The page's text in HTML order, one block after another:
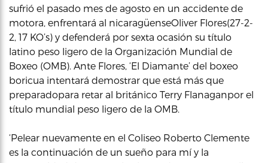
sufrió el pasado mes de agosto en un accidente de
motora, enfrentará al nicaragüenseOliver Flores(27-2-
2, 17 KO’s) y defenderá por sexta ocasión su título
latino peso ligero de la Organización Mundial de
Boxeo (OMB). Ante Flores, ‘El Diamante’ del boxeo
boricua intentará demostrar que está más que
preparadopara retar al británico Terry Flanaganpor el
título mundial peso ligero de la OMB.
‘Pelear nuevamente en el Coliseo Roberto Clemente
es la continuación de un sueño para mí y la